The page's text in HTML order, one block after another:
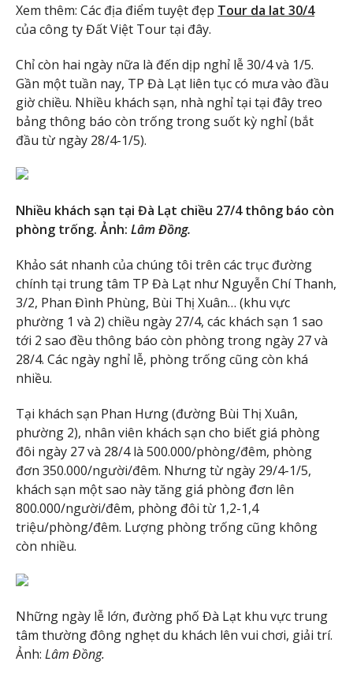
Xem thêm: Các địa điểm tuyệt đẹp Tour da lat 30/4
của công ty Đất Việt Tour tại đây.
Chỉ còn hai ngày nữa là đến dịp nghỉ lễ 30/4 và 1/5.
Gần một tuần nay, TP Đà Lạt liên tục có mưa vào đầu
giờ chiều. Nhiều khách sạn, nhà nghỉ tại tại đây treo
bảng thông báo còn trống trong suốt kỳ nghỉ (bắt
đầu từ ngày 28/4-1/5).
Nhiều khách sạn tại Đà Lạt chiều 27/4 thông báo còn
phòng trống. Ảnh: Lâm Đồng.
Khảo sát nhanh của chúng tôi trên các trục đường
chính tại trung tâm TP Đà Lạt như Nguyễn Chí Thanh,
3/2, Phan Đình Phùng, Bùi Thị Xuân… (khu vực
phường 1 và 2) chiều ngày 27/4, các khách sạn 1 sao
tới 2 sao đều thông báo còn phòng trong ngày 27 và
28/4. Các ngày nghỉ lễ, phòng trống cũng còn khá
nhiều.
Tại khách sạn Phan Hưng (đường Bùi Thị Xuân,
phường 2), nhân viên khách sạn cho biết giá phòng
đôi ngày 27 và 28/4 là 500.000/phòng/đêm, phòng
đơn 350.000/người/đêm. Nhưng từ ngày 29/4-1/5,
khách sạn một sao này tăng giá phòng đơn lên
800.000/người/đêm, phòng đôi từ 1,2-1,4
triệu/phòng/đêm. Lượng phòng trống cũng không
còn nhiều.
Những ngày lễ lớn, đường phố Đà Lạt khu vực trung
tâm thường đông nghẹt du khách lên vui chơi, giải trí.
Ảnh: Lâm Đồng.